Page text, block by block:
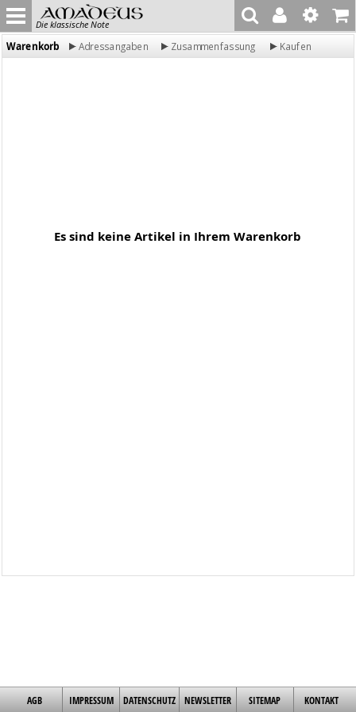
Die klassische Note
Warenkorb Adressangaben Zusammenfassung Kaufen
Es sind keine Artikel in Ihrem Warenkorb
AGB IMPRESSUM DATENSCHUTZ NEWSLETTER SITEMAP KONTAKT